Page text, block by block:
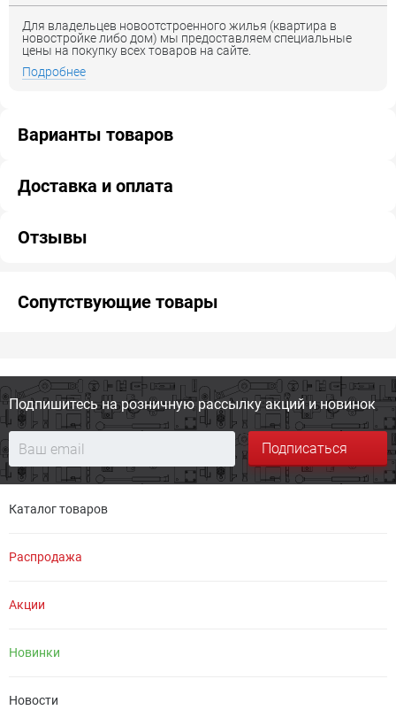
Для владельцев новоотстроенного жилья (квартира в
новостройке либо дом) мы предоставляем специальные
цены на покупку всех товаров на сайте.
Подробнее
Варианты товаров
Доставка и оплата
Отзывы
Сопутствующие товары
Подпишитесь на розничную рассылку акций и новинок
Подписаться
Каталог товаров
Распродажа
Акции
Новинки
Новости